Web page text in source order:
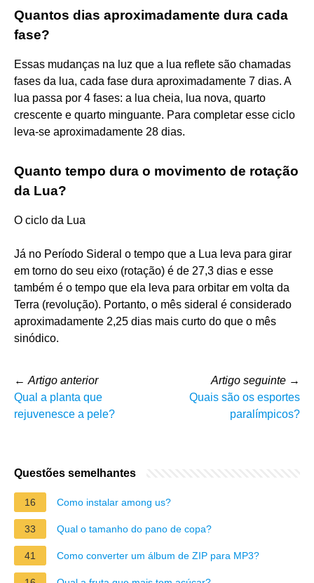
Quantos dias aproximadamente dura cada
fase?
Essas mudanças na luz que a lua reflete são chamadas
fases da lua, cada fase dura aproximadamente 7 dias. A
lua passa por 4 fases: a lua cheia, lua nova, quarto
crescente e quarto minguante. Para completar esse ciclo
leva-se aproximadamente 28 dias.
Quanto tempo dura o movimento de rotação
da Lua?
O ciclo da Lua
Já no Período Sideral o tempo que a Lua leva para girar
em torno do seu eixo (rotação) é de 27,3 dias e esse
também é o tempo que ela leva para orbitar em volta da
Terra (revolução). Portanto, o mês sideral é considerado
aproximadamente 2,25 dias mais curto do que o mês
sinódico.
← Artigo anterior
Qual a planta que
rejuvenesce a pele?
Artigo seguinte →
Quais são os esportes
paralímpicos?
Questões semelhantes
16 Como instalar among us?
33 Qual o tamanho do pano de copa?
41 Como converter um álbum de ZIP para MP3?